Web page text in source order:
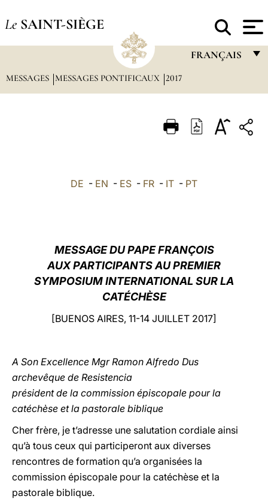
Le SAINT-SIÈGE
FRANÇAIS
ITALIANO
中文
LATINE
MESSAGES MESSAGES PONTIFICAUX 2017
DE - EN - ES - FR - IT - PT
MESSAGE DU PAPE FRANÇOIS
AUX PARTICIPANTS AU PREMIER
SYMPOSIUM INTERNATIONAL SUR LA
CATÉCHÈSE
[BUENOS AIRES, 11-14 JUILLET 2017]
A Son Excellence Mgr Ramon Alfredo Dus
archevêque de Resistencia
président de la commission épiscopale pour la
catéchèse et la pastorale biblique
Cher frère, je t’adresse une salutation cordiale ainsi
qu’à tous ceux qui participeront aux diverses
rencontres de formation qu’a organisées la
commission épiscopale pour la catéchèse et la
pastorale biblique.